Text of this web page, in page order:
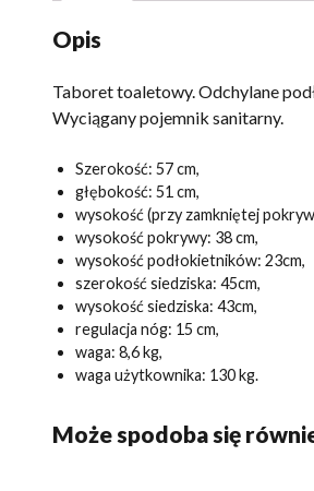
Opis
Taboret toaletowy. Odchylane
Wyciągany pojemnik sanitarny.
Szerokość: 57 cm,
głębokość: 51 cm,
wysokość (przy zamkniętej
wysokość pokrywy: 38 cm,
wysokość podłokietników: 23cm,
szerokość siedziska: 45cm,
wysokość siedziska: 43cm,
regulacja nóg: 15 cm,
waga: 8,6 kg,
waga użytkownika: 130 kg.
Może spodoba się